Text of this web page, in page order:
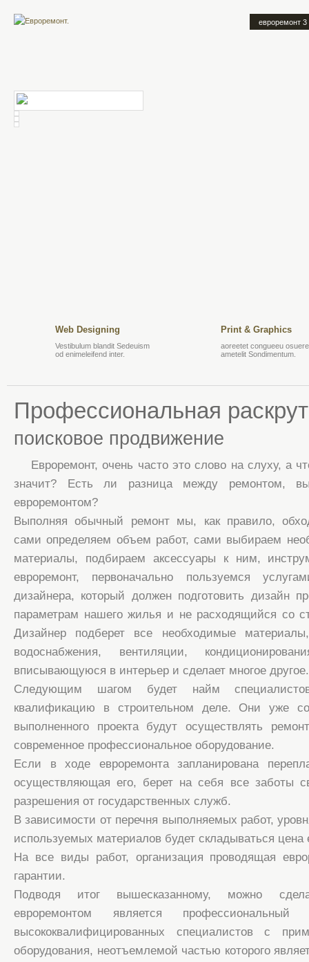
евроремонт 3
Web Designing
Vestibulum blandit Sedeuism
od enimeleifend inter.
Print & Graphics
aoreetet congueeu
ametelit Sondimentum.
Профессиональная
поисковое продвижение
Евроремонт, очень часто это слово на слуху, а
значит? Есть ли разница между ремонтом,
евроремонтом?
Выполняя обычный ремонт мы, как правило,
сами определяем объем работ, сами выбираем
материалы, подбираем аксессуары к ним,
евроремонт, первоначально пользуемся
дизайнера, который должен подготовить дизайн
параметрам нашего жилья и не расходящийся со
Дизайнер подберет все необходимые
водоснабжения, вентиляции,
вписывающуюся в интерьер и сделает многое другое.
Следующим шагом будет найм
квалификацию в строительном деле. Они уже
выполненного проекта будут осуществлять
современное профессиональное оборудование.
Если в ходе евроремонта запланирована
осуществляющая его, берет на себя все заботы
разрешения от государственных служб.
В зависимости от перечня выполняемых работ,
используемых материалов будет складываться цена
На все виды работ, организация проводящая
гарантии.
Подводя итог вышесказанному, можно
евроремонтом является
высококвалифицированных специалистов с
оборудования, неотъемлемой частью которого